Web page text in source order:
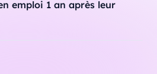
emploi 1 an après leur